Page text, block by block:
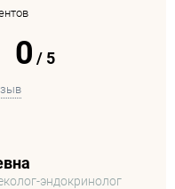
0 /5
эндокринолог